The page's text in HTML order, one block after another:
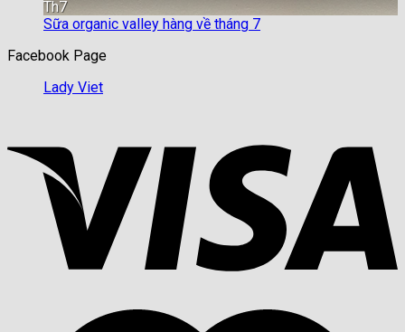
Th7
Sữa organic valley hàng về tháng 7
Facebook Page
Lady Viet